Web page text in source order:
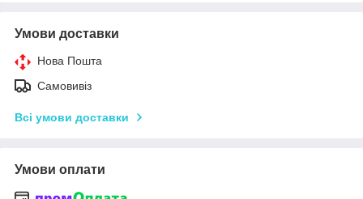
Умови доставки
Нова Пошта
Самовивіз
Всі умови доставки
Умови оплати